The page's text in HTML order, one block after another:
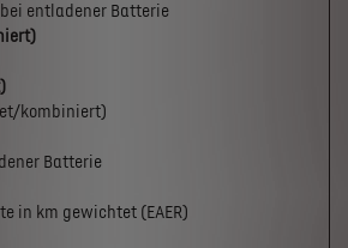
entladener Batterie
kombiniert)
Batterie
in km gewichtet (EAER)